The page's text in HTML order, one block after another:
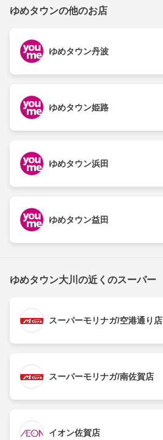
ゆめタウンの他のお店
ゆめタウン丹波
ゆめタウン姫路
ゆめタウン浜田
ゆめタウン益田
ゆめタウン大川の近くのスーパー
スーパーモリナガ/空港通り店
スーパーモリナガ/南佐賀店
イオン佐賀店